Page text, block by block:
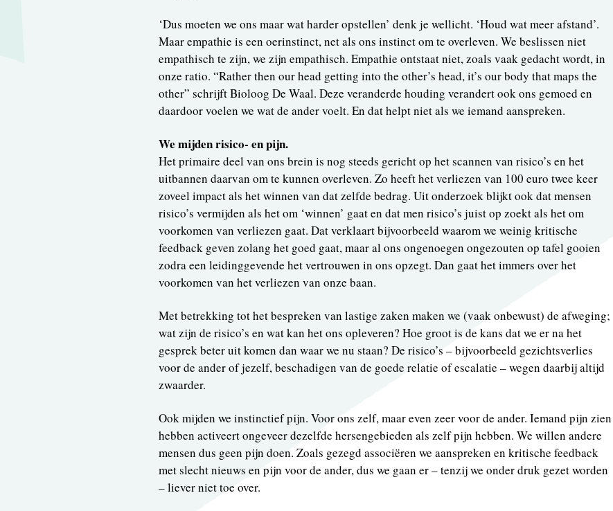
‘Dus moeten we ons maar wat harder opstellen’ denk je wellicht. ‘Houd wat meer afstand’.
Maar empathie is een oerinstinct, net als ons instinct om te overleven. We beslissen niet
empathisch te zijn, we zijn empathisch. Empathie ontstaat niet, zoals vaak gedacht wordt, in
onze ratio. “Rather then our head getting into the other’s head, it’s our body that maps the
other” schrijft Bioloog De Waal. Deze veranderde houding verandert ook ons gemoed en
daardoor voelen we wat de ander voelt. En dat helpt niet als we iemand aanspreken.
We mijden risico- en pijn.
Het primaire deel van ons brein is nog steeds gericht op het scannen van risico’s en het
uitbannen daarvan om te kunnen overleven. Zo heeft het verliezen van 100 euro twee keer
zoveel impact als het winnen van dat zelfde bedrag. Uit onderzoek blijkt ook dat mensen
risico’s vermijden als het om ‘winnen’ gaat en dat men risico’s juist op zoekt als het om
voorkomen van verliezen gaat. Dat verklaart bijvoorbeeld waarom we weinig kritische
feedback geven zolang het goed gaat, maar al ons ongenoegen ongezouten op tafel gooien
zodra een leidinggevende het vertrouwen in ons opzegt. Dan gaat het immers over het
voorkomen van het verliezen van onze baan.
Met betrekking tot het bespreken van lastige zaken maken we (vaak onbewust) de afweging;
wat zijn de risico’s en wat kan het ons opleveren? Hoe groot is de kans dat we er na het
gesprek beter uit komen dan waar we nu staan? De risico’s – bijvoorbeeld gezichtsverlies
voor de ander of jezelf, beschadigen van de goede relatie of escalatie – wegen daarbij altijd
zwaarder.
Ook mijden we instinctief pijn. Voor ons zelf, maar even zeer voor de ander. Iemand pijn zien
hebben activeert ongeveer dezelfde hersengebieden als zelf pijn hebben. We willen andere
mensen dus geen pijn doen. Zoals gezegd associëren we aanspreken en kritische feedback
met slecht nieuws en pijn voor de ander, dus we gaan er – tenzij we onder druk gezet worden
– liever niet toe over.